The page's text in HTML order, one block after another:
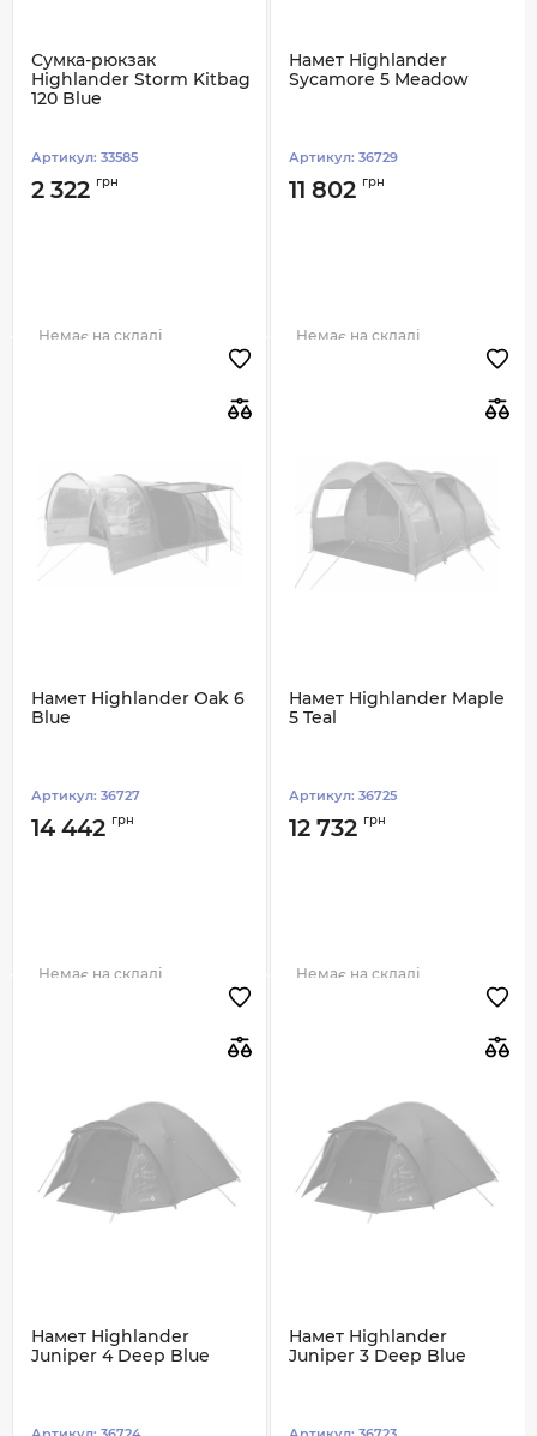
Сумка-рюкзак
Highlander Storm Kitbag
120 Blue
Артикул: 33585
2 322 грн
Немає на складі
Намет Highlander
Sycamore 5 Meadow
Артикул: 36729
11 802 грн
Немає на складі
Намет Highlander Oak 6
Blue
Артикул: 36727
14 442 грн
Немає на складі
Намет Highlander Maple
5 Teal
Артикул: 36725
12 732 грн
Немає на складі
Намет Highlander
Juniper 4 Deep Blue
Намет Highlander
Juniper 3 Deep Blue